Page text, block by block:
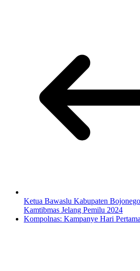
Ketua Bawaslu Kabupaten
Kamtibmas Jelang Pemilu 2024
Kompolnas: Kampanye Hari